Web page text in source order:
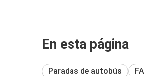
En esta página
Paradas de autobús